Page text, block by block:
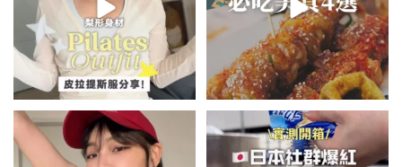
summer outfit⋆.˚✮🎧✮˚.⋆
夏日穿搭最需要單品！...
\🇯🇵日本爆紅!超商版Affogato
🍨☕️/
🏷️#吉推日本🇯🇵...